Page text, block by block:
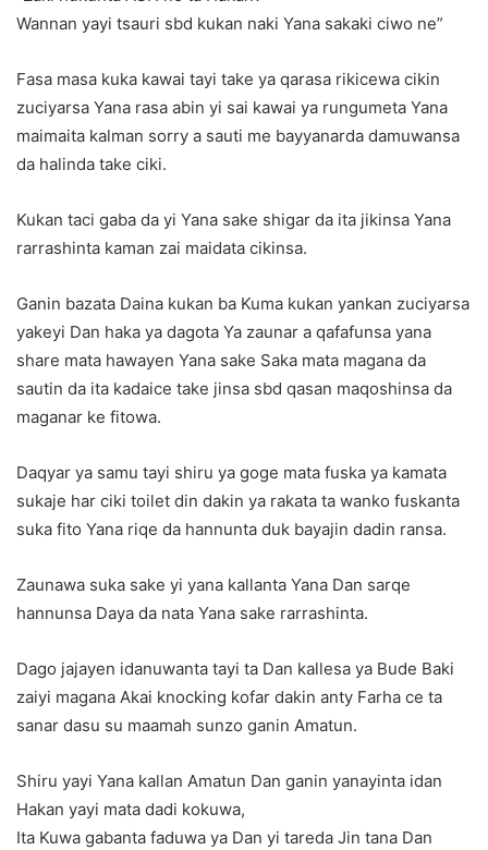
Wannan yayi tsauri sbd kukan naki Yana sakaki ciwo ne”
Fasa masa kuka kawai tayi take ya qarasa rikicewa cikin
zuciyarsa Yana rasa abin yi sai kawai ya rungumeta Yana
maimaita kalman sorry a sauti me bayyanarda damuwansa
da halinda take ciki.
Kukan taci gaba da yi Yana sake shigar da ita jikinsa Yana
rarrashinta kaman zai maidata cikinsa.
Ganin bazata Daina kukan ba Kuma kukan yankan zuciyarsa
yakeyi Dan haka ya dagota Ya zaunar a qafafunsa yana
share mata hawayen Yana sake Saka mata magana da
sautin da ita kadaice take jinsa sbd qasan maqoshinsa da
maganar ke fitowa.
Daqyar ya samu tayi shiru ya goge mata fuska ya kamata
sukaje har ciki toilet din dakin ya rakata ta wanko fuskanta
suka fito Yana riqe da hannunta duk bayajin dadin ransa.
Zaunawa suka sake yi yana kallanta Yana Dan sarqe
hannunsa Daya da nata Yana sake rarrashinta.
Dago jajayen idanuwanta tayi ta Dan kallesa ya Bude Baki
zaiyi magana Akai knocking kofar dakin anty Farha ce ta
sanar dasu su maamah sunzo ganin Amatun.
Shiru yayi Yana kallan Amatun Dan ganin yanayinta idan
Hakan yayi mata dadi kokuwa,
Ita Kuwa gabanta faduwa ya Dan yi tareda Jin tana Dan